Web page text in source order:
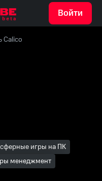
Войти
Calico
игры на ПК
менеджмент